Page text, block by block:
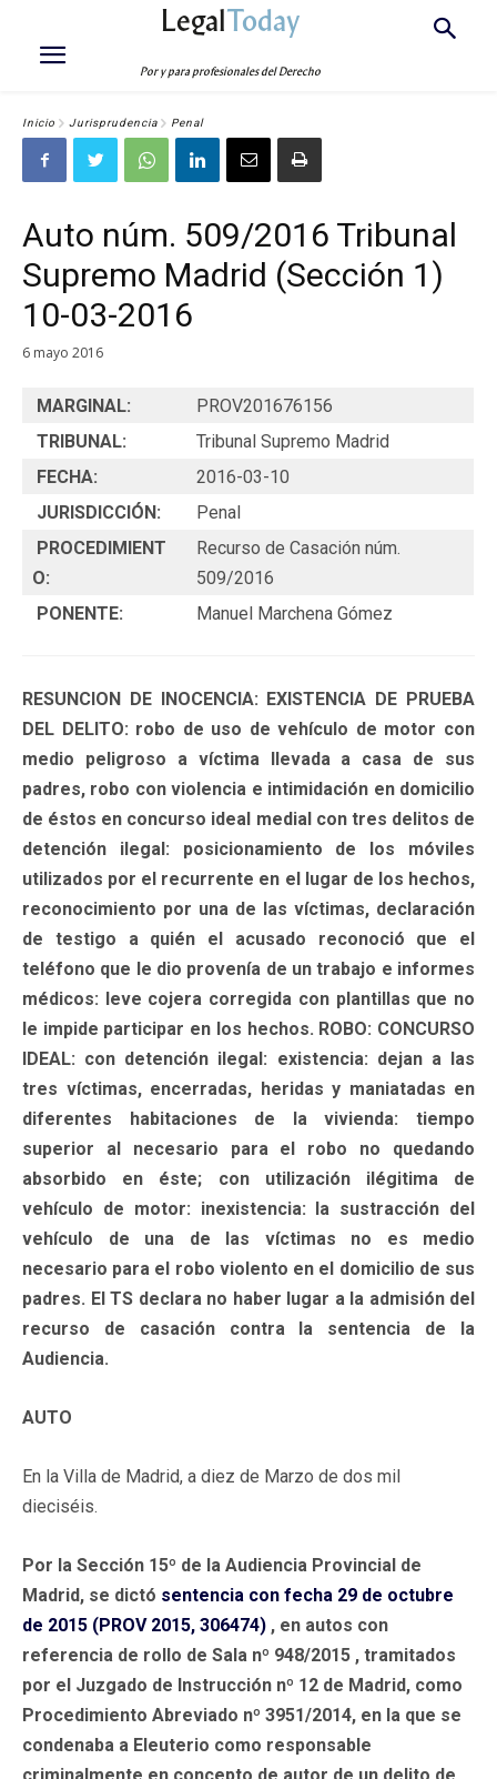
LegalToday
Por y para profesionales del Derecho
Inicio Jurisprudencia Penal
Auto núm. 509/2016 Tribunal
Supremo Madrid (Sección 1)
10-03-2016
6 mayo 2016
MARGINAL:
PROV201676156
TRIBUNAL:
Tribunal Supremo Madrid
FECHA:
2016-03-10
JURISDICCIÓN:
Penal
PROCEDIMIENT
O:
Recurso de Casación núm.
509/2016
PONENTE:
Manuel Marchena Gómez
RESUNCION DE INOCENCIA: EXISTENCIA DE PRUEBA
DEL DELITO: robo de uso de vehículo de motor con
medio peligroso a víctima llevada a casa de sus
padres, robo con violencia e intimidación en domicilio
de éstos en concurso ideal medial con tres delitos de
detención ilegal: posicionamiento de los móviles
utilizados por el recurrente en el lugar de los hechos,
reconocimiento por una de las víctimas, declaración
de testigo a quién el acusado reconoció que el
teléfono que le dio provenía de un trabajo e informes
médicos: leve cojera corregida con plantillas que no
le impide participar en los hechos. ROBO: CONCURSO
IDEAL: con detención ilegal: existencia: dejan a las
tres víctimas, encerradas, heridas y maniatadas en
diferentes habitaciones de la vivienda: tiempo
superior al necesario para el robo no quedando
absorbido en éste; con utilización ilégitima de
vehículo de motor: inexistencia: la sustracción del
vehículo de una de las víctimas no es medio
necesario para el robo violento en el domicilio de sus
padres. El TS declara no haber lugar a la admisión del
recurso de casación contra la sentencia de la
Audiencia.
AUTO
En la Villa de Madrid, a diez de Marzo de dos mil
dieciséis.
Por la Sección 15º de la Audiencia Provincial de
Madrid, se dictó sentencia con fecha 29 de octubre
de 2015 (PROV 2015, 306474) , en autos con
referencia de rollo de Sala nº 948/2015 , tramitados
por el Juzgado de Instrucción nº 12 de Madrid, como
Procedimiento Abreviado nº 3951/2014, en la que se
condenaba a Eleuterio como responsable